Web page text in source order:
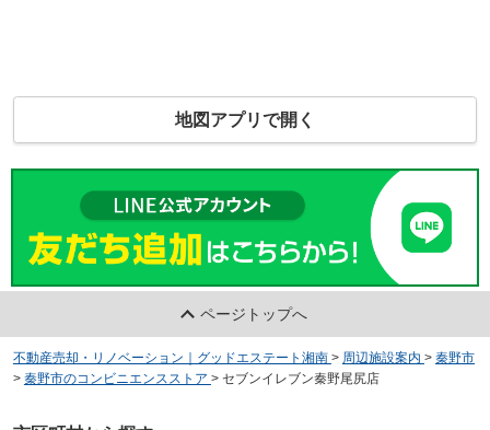
地図アプリで開く
ページトップへ
不動産売却・リノベーション｜グッドエステート湘南 > 周辺施設案内 > 秦野市
> 秦野市のコンビニエンスストア > セブンイレブン秦野尾尻店